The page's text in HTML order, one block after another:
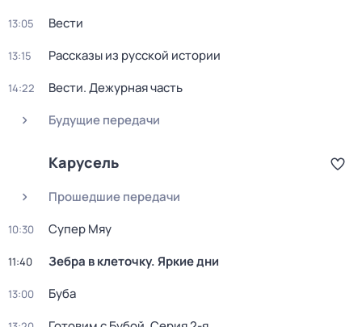
13:05 Вести
13:15 Рассказы из русской истории
14:22
Вести. Дежурная часть
Будущие передачи
Карусель
Прошедшие передачи
10:30 Супер Мяу
11:40 Зебра в клеточку. Яркие дни
13:00 Буба